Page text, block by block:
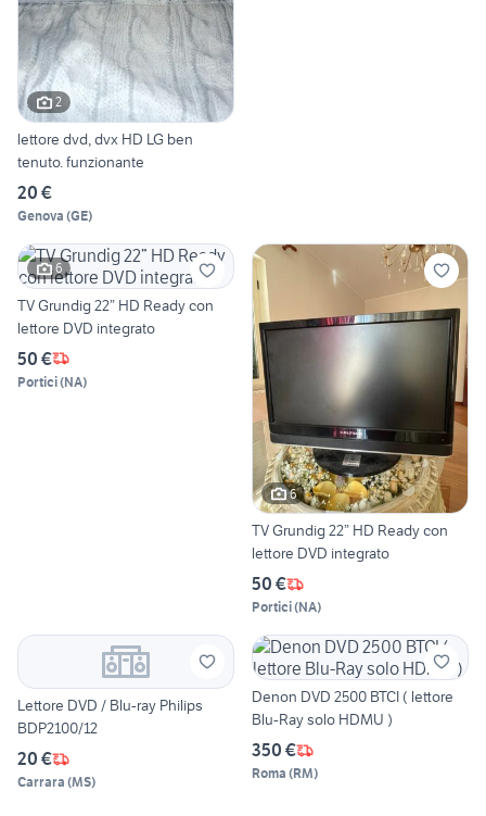
2
lettore dvd, dvx HD LG ben
tenuto. funzionante
20 €
Genova (GE)
6
TV Grundig 22” HD Ready con
lettore DVD integrato
50 €
Portici(NA)
6
TV Grundig 22” HD Ready con
lettore DVD integrato
50 €
Portici(NA)
Lettore DVD / Blu-ray Philips
BDP2100/12
20 €
Carrara (MS)
Denon DVD 2500 BTCI ( lettore
Blu-Ray solo HDMU )
350 €
Roma (RM)